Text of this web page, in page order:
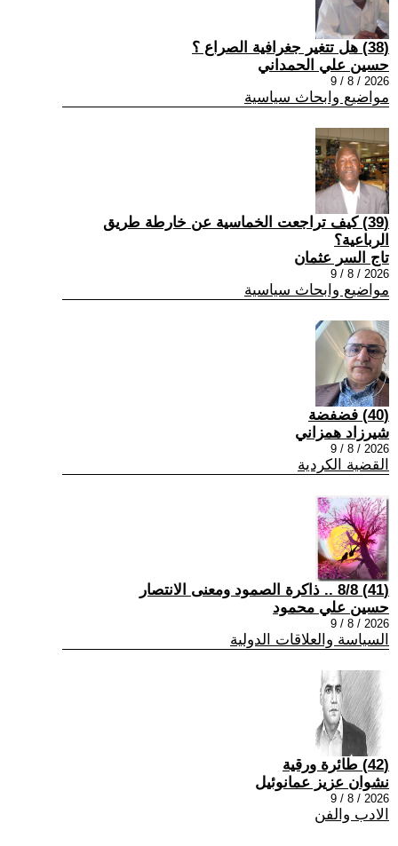
(38) هل تتغير جغرافية الصراع ؟
حسين علي الحمداني
2026 / 8 / 9
مواضيع وابحاث سياسية
(39) كيف تراجعت الخماسية عن خارطة طريق
الرباعية؟
تاج السر عثمان
2026 / 8 / 9
مواضيع وابحاث سياسية
(40) فضفضة
شيرزاد همزاني
2026 / 8 / 9
القضية الكردية
(41) 8/8 .. ذاكرة الصمود ومعنى الانتصار
حسين علي محمود
2026 / 8 / 9
السياسة والعلاقات الدولية
(42) طائرة ورقية
نشوان عزيز عمانوئيل
2026 / 8 / 9
الادب والفن